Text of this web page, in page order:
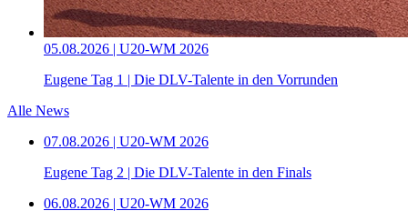
05.08.2026 | U20-WM 2026
Eugene Tag 1 | Die DLV-Talente in den Vorrunden
Alle News
07.08.2026 | U20-WM 2026
Eugene Tag 2 | Die DLV-Talente in den Finals
06.08.2026 | U20-WM 2026